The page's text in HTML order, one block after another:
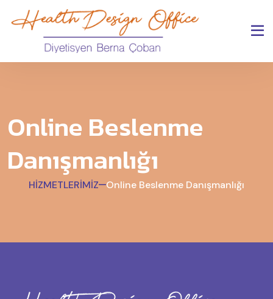
Online Beslenme
Danışmanlığı
HİZMETLERİMİZ Online Beslenme Danışmanlığı